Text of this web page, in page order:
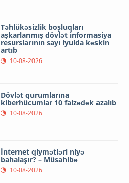
Təhlükəsizlik boşluqları
aşkarlanmış dövlət informasiya
resurslarının sayı iyulda kəskin
artıb
10-08-2026
Dövlət qurumlarına
kiberhücumlar 10 faizədək azalıb
10-08-2026
İnternet qiymətləri niyə
bahalaşır? – Müsahibə
10-08-2026